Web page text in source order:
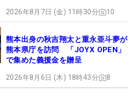
2026年8月7日 (金) 11時30分 10
熊本出身の秋吉翔太と重永亜斗夢が
熊本県庁を訪問 「JOYX OPEN」
で集めた義援金を贈呈
2026年8月6日 (木) 18時43分 8